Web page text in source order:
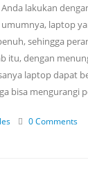
lakukan
umumnya, laptop
sehingga
itu, dengan
laptop dapat
bisa mengurangi
0 Comments